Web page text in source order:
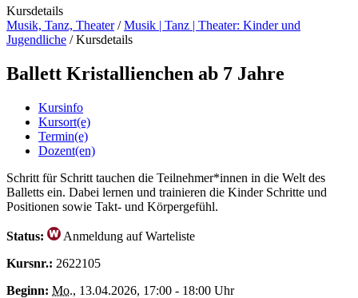
Kursdetails
Musik, Tanz, Theater /Musik | Tanz | Theater: Kinder und
Jugendliche /Kursdetails
Ballett Kristallienchen ab 7 Jahre
Kursinfo
Kursort(e)
Termin(e)
Dozent(en)
Schritt für Schritt tauchen die Teilnehmer*innen in die Welt des
Balletts ein. Dabei lernen und trainieren die Kinder Schritte und
Positionen sowie Takt- und Körpergefühl.
Status:
Anmeldung auf Warteliste
Kursnr.: 2622105
Beginn: Mo., 13.04.2026, 17:00 - 18:00 Uhr